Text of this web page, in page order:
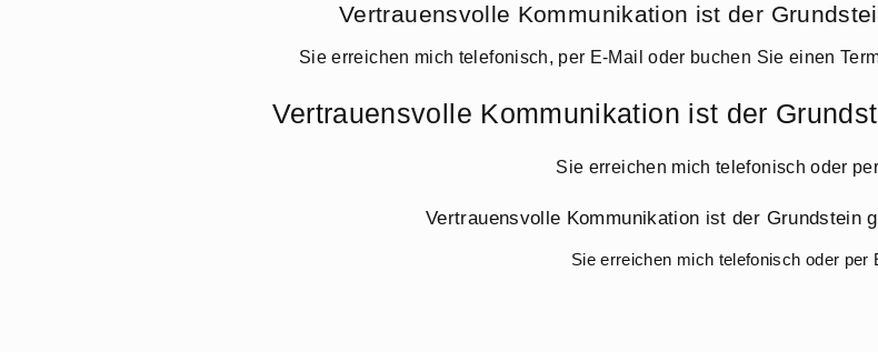
Vertrauensvolle Kommunikation ist der
Sie erreichen mich telefonisch, per E-Mail oder buchen Sie einen
Vertrauensvolle Kommunikation ist der
Sie erreichen mich telefonisch oder
Vertrauensvolle Kommunikation ist der Grundstein
Sie erreichen mich telefonisch oder per